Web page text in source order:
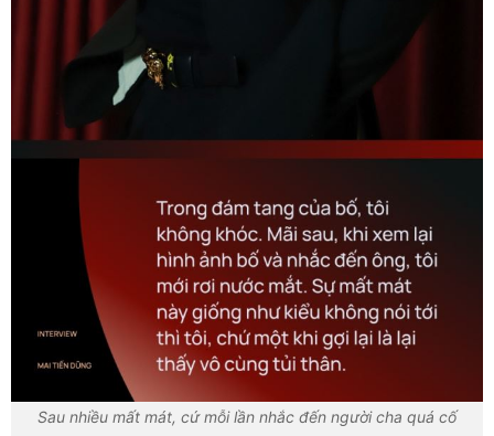
Sau nhiều mất mát, cứ mỗi lần nhắc đến người cha quá cố